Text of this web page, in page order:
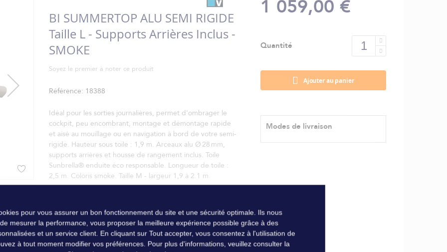
BI SUMMERTOP ALU SEMI RIGIDE
Taille L - Supports Arrières Inclus -
SMOKE
Soyez le premier à noter ce produit
Référence 18388
Idéal pour les sorties journalières, permet d'ombrager le
cockpit, peu encombrant, montage et démontage rapide
et aisé au mouillage ou en navigation à bord de votre semi-
rigide. Hauteur sous toile : 1,9 m. Arceaux alu Ø 28 mm,
supports arrières et housse de rangement inclus. Toile
Sunbrella® enduite éco responsable. Longueur de toile :
2,5 m. Coloris smoke. Taille M - largeur 1,9 à 2.1 m.
1 059,00 €
Quantité
Ajouter au panier
Modes de livraison
pour vous assurer un bon fonctionnement du site et une sécurité optimale. Ils nous
mesurer la performance, vous proposer la meilleure expérience possible grâce à des
et un service client. En cliquant sur Tout accepter, vous consentez à l'utilisation de
à tout moment modifier vos préférences. Pour plus d'informations, veuillez consulter la